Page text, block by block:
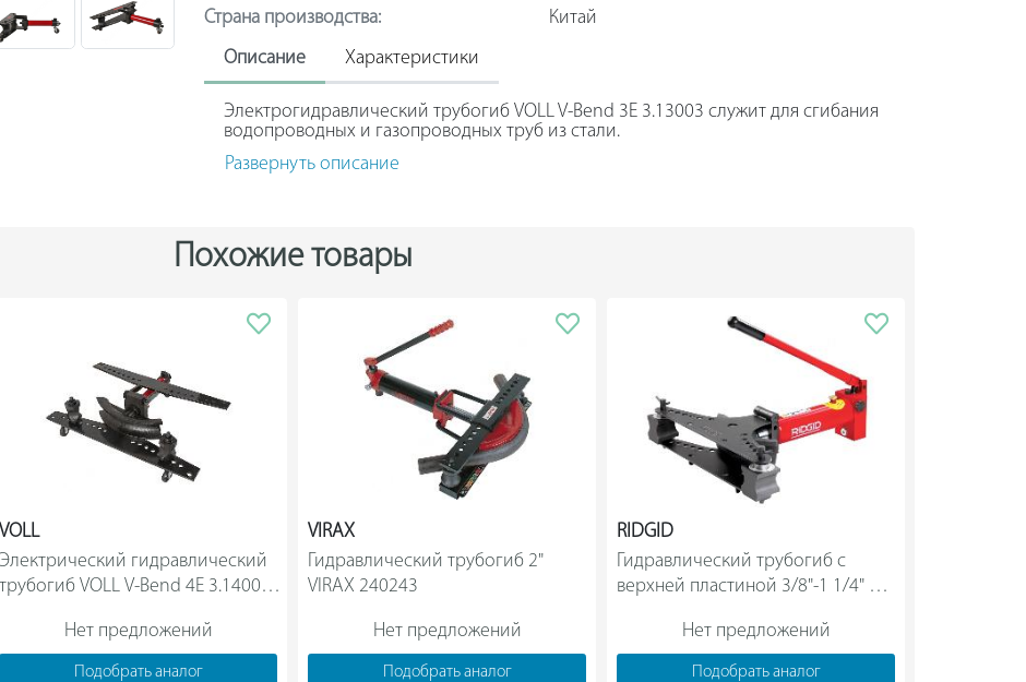
Страна производства:
Китай
Описание Характеристики
Электрогидравлический трубогиб VOLL V-Bend 3E 3.13003 служит для сгибания
водопроводных и газопроводных труб из стали.
Применение аппарата исключает необходимость в использовании сварки и
обеспечивает защиту рамы от повреждений и коррозии.
изготовления фасонных деталей в производственных цехах.
Развернуть описание
Похожие товары
VOLL
Электрический гидравлический
трубогиб VOLL V-Bend 4E 3.14003
Нет предложений
Подобрать аналог
VIRAX
Гидравлический трубогиб 2"
Нет предложений
Подобрать аналог
RIDGID
Гидравлический трубогиб с
верхней пластиной 3/8"-1 1/4"
Нет предложений
Подобрать аналог